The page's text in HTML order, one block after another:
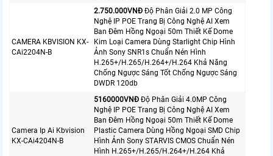
CAMERA KBVISION KX-
CAi2204N-B
2.750.000VNÐ Độ Phân Giải 2.0 MP Công
Nghệ IP POE Trang Bị Công Nghệ AI Xem
Ban Đêm Hồng Ngoại 50m Thiết Kế Dome
Kim Loại Camera Dùng Starlight Chip Hình
Ảnh Sony SNR1s Chuẩn Nén Hình
H.265+/H.265/H.264+/H.264 Khả Năng
Chống Ngược Sáng Tốt Chống Ngược Sáng
DWDR 120db
Camera Ip Ai Kbvision
KX-CAi4204N-B
5160000VNÐ Độ Phân Giải 4.0MP Công
Nghệ IP POE Trang Bị Công Nghệ AI Xem
Ban Đêm Hồng Ngoại 50m Thiết Kế Dome
Plastic Camera Dùng Hồng Ngoại SMD Chip
Hình Ảnh Sony STARVIS CMOS Chuẩn Nén
Hình H.265+/H.265/H.264+/H.264 Khả